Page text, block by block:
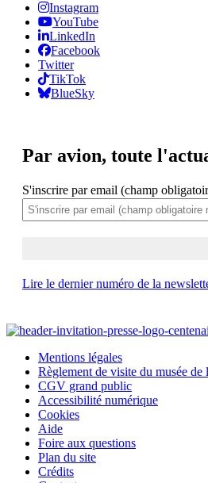
Instagram
YouTube
LinkedIn
Facebook
Twitter
TikTok
BlueSky
Par avion, toute
S'inscrire par email (champ
Lire le dernier numéro de la
Mentions légales
Règlement de visite du musée de
CGV grand public
Accessibilité numérique
Cookies
Aide
Foire aux questions
Plan du site
Crédits